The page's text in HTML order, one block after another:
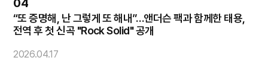
04
“또 증명해, 난 그렇게 또 해내”…앤더슨 팩과 함께한 태용,
전역 후 첫 신곡 "Rock Solid" 공개
2026.04.17